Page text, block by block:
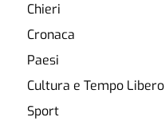
Chieri
Cronaca
Paesi
Cultura e Tempo Libero
Sport